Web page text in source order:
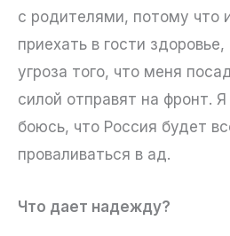
с родителями, потому что
приехать в гости
угроза того, что меня
силой отправят на фронт.
боюсь, что Россия будет
проваливаться в ад.
Что дает надежду?